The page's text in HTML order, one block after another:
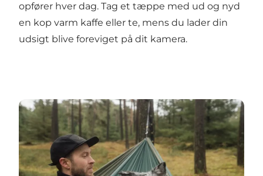
opfører hver dag. Tag et tæppe med ud og nyd
en kop varm kaffe eller te, mens du lader din
udsigt blive foreviget på dit kamera.